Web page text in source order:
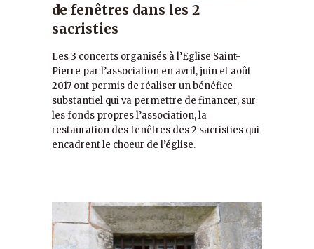
de fenêtres dans les 2
sacristies
Les 3 concerts organisés à l’Eglise Saint-
Pierre par l’association en avril, juin et août
2017 ont permis de réaliser un bénéfice
substantiel qui va permettre de financer, sur
les fonds propres l’association, la
restauration des fenêtres des 2 sacristies qui
encadrent le choeur de l’église.